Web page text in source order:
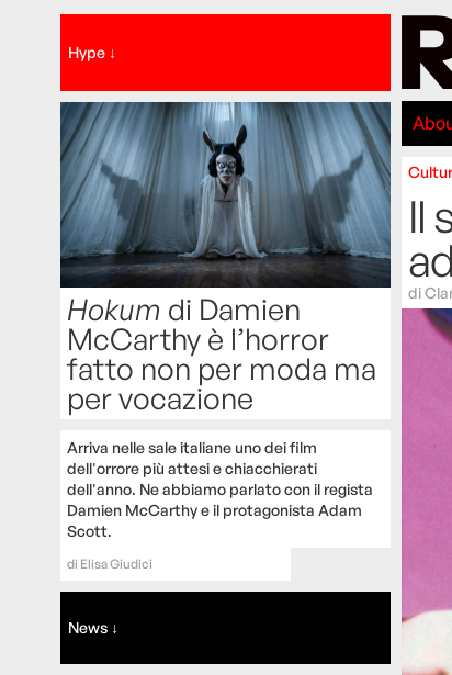
Hype ↓
Hokum di Damien
McCarthy è l’horror
fatto non per moda ma
per vocazione
Arriva nelle sale italiane uno dei film
dell'orrore più attesi e chiacchierati
dell'anno. Ne abbiamo parlato con il regista
Damien McCarthy e il protagonista Adam
Scott.
di Elisa Giudici
News ↓
Il
di